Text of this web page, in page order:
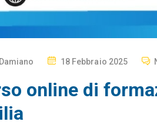
P
S
18 Febbraio 2025
online di